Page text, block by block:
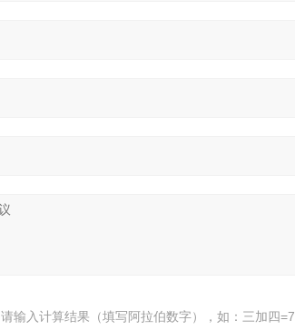
请输入计算结果（填写阿拉伯数字），如：三加四=7